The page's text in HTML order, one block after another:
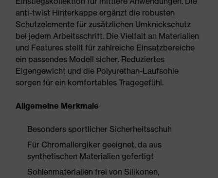
anti-twist Hinterkappe ergänzt die robusten
Schutzelemente für zusätzlichen Umknickschutz
bei jedem Arbeitsschritt. Die Vielfalt an Materialien
und Features stellt für zahlreiche Einsatzbereiche
ein passendes Modell sicher. Reduziertes
Eigengewicht und die Polyurethan-Laufsohle
sorgen für ein komfortables Tragegefühl.
Allgemeine Merkmale
Besonders sportlicher Sicherheitsschuh
Für Chromallergiker geeignet, da aus
synthetischen Materialien gefertigt
Sohlenmaterialien frei von Silikonen,